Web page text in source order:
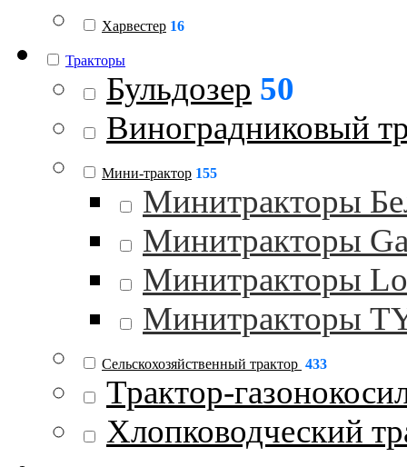
Харвестер 16
Тракторы
Бульдозер 50
Виноградниковый
Мини-трактор 155
Минитракторы
Минитракторы
Минитракторы
Минитракторы
Сельскохозяйственный трактор 433
Трактор-
Хлопководческий